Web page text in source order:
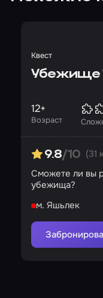
Квест
Убежище
Возраст
12+
9.8/10 (31
Сможете ли вы
убежища?
м. Яшьлек